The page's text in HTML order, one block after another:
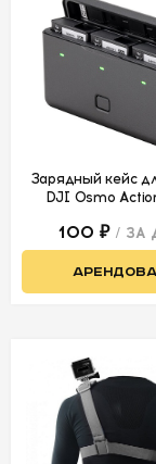
Зарядный кейс
DJI Osmo
100 ₽ / ЗА